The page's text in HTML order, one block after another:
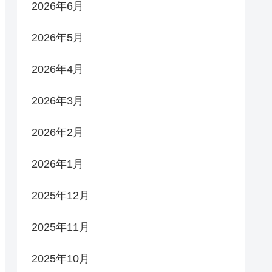
2026年6月
2026年5月
2026年4月
2026年3月
2026年2月
2026年1月
2025年12月
2025年11月
2025年10月